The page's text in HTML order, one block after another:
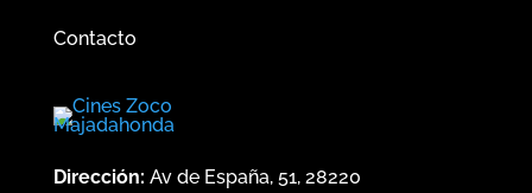
Contacto
Dirección: Av de España, 51, 28220